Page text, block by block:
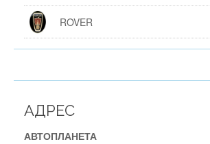
ROVER
АДРЕС
АВТОПЛАНЕТА